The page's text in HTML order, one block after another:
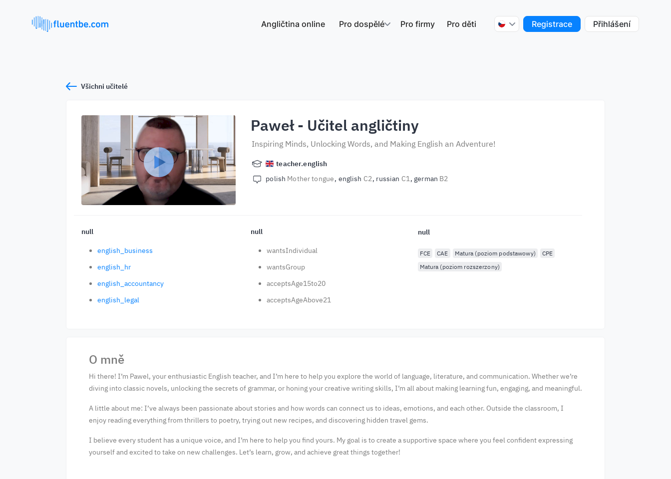
Angličtina online Pro dospělé Pro firmy Pro děti Registrace Přihlášení
Všichni učitelé
Paweł- Učitel angličtiny
Inspiring Minds, Unlocking Words, and Making English an Adventure!
teacher.english
polish Mother tongue english C2 russian C1 german B2
null
english_business
english_hr
english_accountancy
english_legal
null
wantsIndividual
wantsGroup
acceptsAge15to20
acceptsAgeAbove21
null
FCE CAE Matura (poziom podstawowy)
CPE
Matura (poziom rozszerzony)
O mně
Hi there! I’m Pawel, your enthusiastic English teacher, and I’m here to help you explore the world of language, literature, and communication. Whether we’re
diving into classic novels, unlocking the secrets of grammar, or honing your creative writing skills, I’m all about making learning fun, engaging, and meaningful.
A little about me: I’ve always been passionate about stories and how words can connect us to ideas, emotions, and each other. Outside the classroom, I
enjoy reading everything from thrillers to poetry, trying out new recipes, and discovering hidden travel gems.
I believe every student has a unique voice, and I’m here to help you find yours. My goal is to create a supportive space where you feel confident expressing
yourself and excited to take on new challenges. Let’s learn, grow, and achieve great things together!